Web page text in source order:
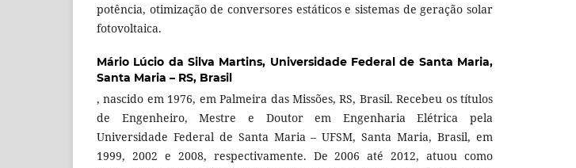
potência, otimização de conversores estáticos e sistemas de geração solar
fotovoltaica.
Mário Lúcio da Silva Martins, Universidade Federal de Santa Maria,
Santa Maria – RS, Brasil
, nascido em 1976, em Palmeira das Missões, RS, Brasil. Recebeu os títulos
de Engenheiro, Mestre e Doutor em Engenharia Elétrica pela
Universidade Federal de Santa Maria – UFSM, Santa Maria, Brasil, em
1999, 2002 e 2008, respectivamente. De 2006 até 2012, atuou como